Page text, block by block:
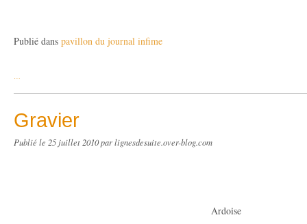
Publié dans pavillon du journal infime
…
Gravier
Publié le 25 juillet 2010par lignesdesuite.over-blog.com
Ardoise